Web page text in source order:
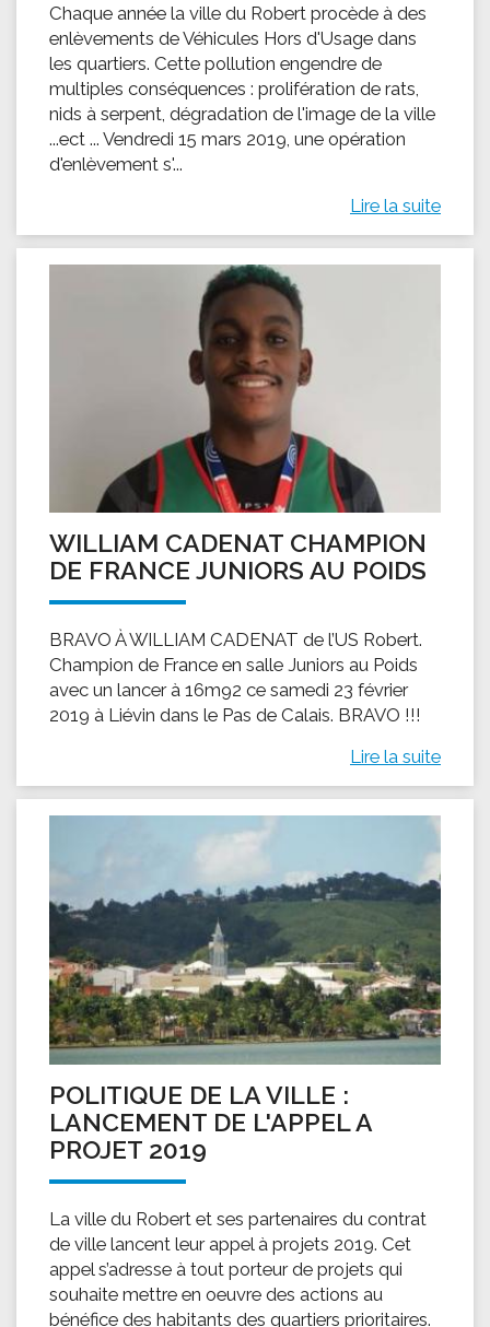
Chaque année la ville du Robert procède à des
enlèvements de Véhicules Hors d'Usage dans
les quartiers. Cette pollution engendre de
multiples conséquences : prolifération de rats,
nids à serpent, dégradation de l'image de la ville
...ect ... Vendredi 15 mars 2019, une opération
d'enlèvement s'...
Lire la suite
WILLIAM CADENAT CHAMPION
DE FRANCE JUNIORS AU POIDS
BRAVO À WILLIAM CADENAT de l’US Robert.
Champion de France en salle Juniors au Poids
avec un lancer à 16m92 ce samedi 23 février
2019 à Liévin dans le Pas de Calais. BRAVO !!!
Lire la suite
POLITIQUE DE LA VILLE :
LANCEMENT DE L'APPEL A
PROJET 2019
La ville du Robert et ses partenaires du contrat
de ville lancent leur appel à projets 2019. Cet
appel s’adresse à tout porteur de projets qui
souhaite mettre en oeuvre des actions au
bénéfice des habitants des quartiers prioritaires.